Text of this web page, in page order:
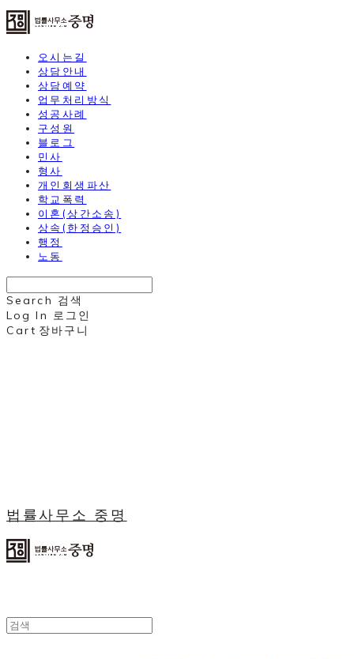
오시는길
상담안내
상담예약
업무처리방식
성공사례
구성원
블로그
민사
형사
개인회생파산
학교폭력
이혼(상간소송)
상속(한정승인)
행정
노동
Search 검색
Log In 로그인
Cart 장바구니
법률사무소 중명